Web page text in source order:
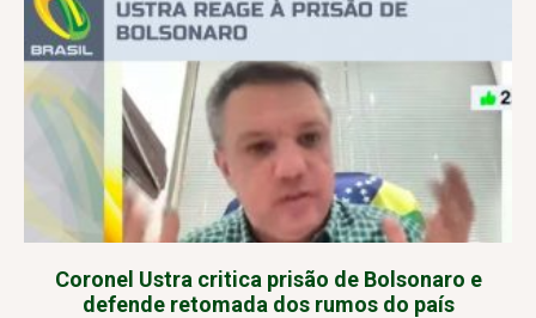
Coronel Ustra critica prisão de Bolsonaro e
defende retomada dos rumos do país